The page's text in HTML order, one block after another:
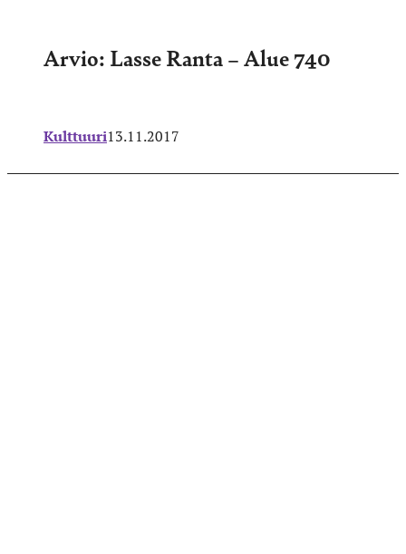
Arvio: Lasse Ranta – Alue 740
Kulttuuri13.11.2017